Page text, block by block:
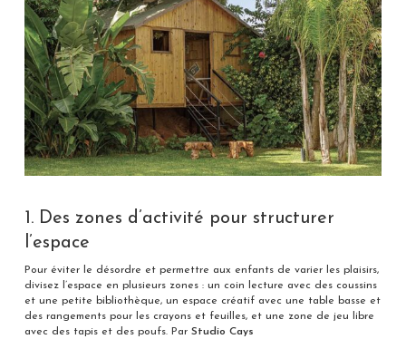
1. Des zones d’activité pour structurer
l’espace
Pour éviter le désordre et permettre aux enfants de varier les plaisirs,
divisez l’espace en plusieurs zones : un coin lecture avec des coussins
et une petite bibliothèque, un espace créatif avec une table basse et
des rangements pour les crayons et feuilles, et une zone de jeu libre
avec des tapis et des poufs. Par Studio Cays